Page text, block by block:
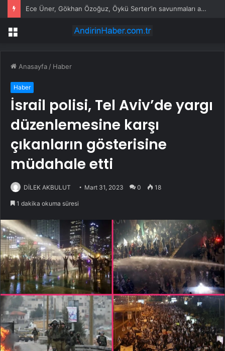
Ece Üner, Gökhan Özoğuz, Öykü Serter’in savunmaları aynı
Menü
Anasayfa / Haber
Haber
İsrail polisi, Tel Aviv’de yargı
düzenlemesine karşı
çıkanların gösterisine
müdahale etti
DİLEK AKBULUT Mart 31, 2023 0 18
1 dakika okuma süresi